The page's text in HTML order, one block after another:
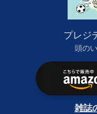
プレジ
頭の
雑誌